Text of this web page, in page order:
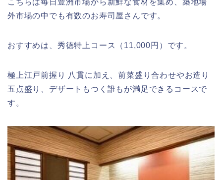
外市場の中でも有数のお寿司屋さんです。
おすすめは、秀徳特上コース（11,000円）です。
極上江戸前握り 八貫に加え、前菜盛り合わせやお造り
五点盛り、デザートもつく誰もが満足できるコースで
す。